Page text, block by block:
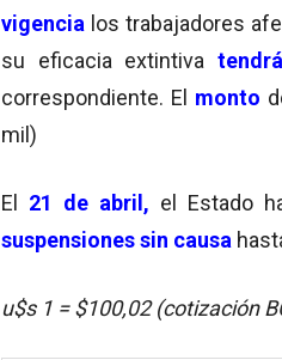
vigencia los trabajadores
su eficacia extintiva
correspondiente. El monto
mil)
El 21 de abril, el Estado
suspensiones sin causa
u$s 1 = $100,02 (cotización